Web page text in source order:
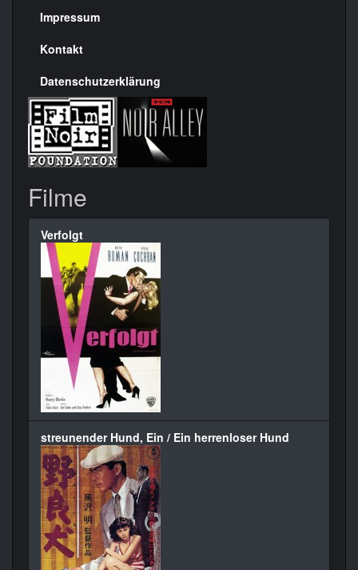
Seite
Impressum
Kontakt
Datenschutzerklärung
Filme
Verfolgt
streunender Hund, Ein / Ein herrenloser Hund